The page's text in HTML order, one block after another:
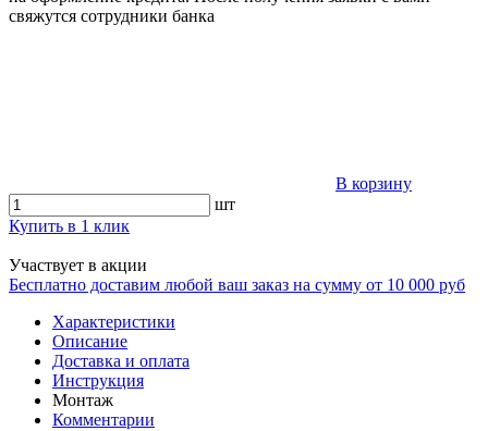
свяжутся сотрудники банка
В корзину
шт
Купить в 1 клик
Участвует в акции
Бесплатно доставим любой ваш заказ на сумму от 10 000 руб
Характеристики
Описание
Доставка и оплата
Инструкция
Монтаж
Комментарии